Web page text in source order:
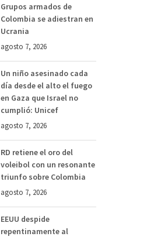
Grupos armados de
Colombia se adiestran en
Ucrania
agosto 7, 2026
Un niño asesinado cada
día desde el alto el fuego
en Gaza que Israel no
cumplió: Unicef
agosto 7, 2026
RD retiene el oro del
voleibol con un resonante
triunfo sobre Colombia
agosto 7, 2026
EEUU despide
repentinamente al